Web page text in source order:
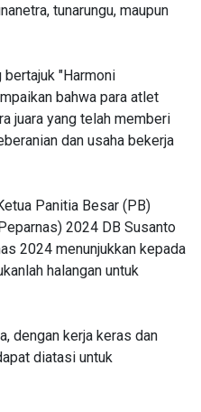
tunarungu, maupun
bertajuk "Harmoni
bahwa para atlet
juara yang telah memberi
dan usaha bekerja
Panitia Besar (PB)
2024 DB Susanto
2024 menunjukkan kepada
halangan untuk
dengan kerja keras dan
diatasi untuk